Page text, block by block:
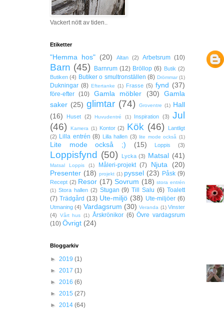
Vackert nött av tiden..
Etiketter
"Hemma hos" (20) Altan (2) Arbetsrum (10)
Barn (45) Barnrum (12) Bröllop (6) Butik (2)
Butiken (4) Butiker o smultronställen (8) Drömmar (1)
Dukningar (8) Eftertanke (1) Frasse (5) fynd (37)
före-efter (10) Gamla möbler (30)
Gamla
saker (25) glimtar (74) Groventre (1) Hall
(16)
Huset (2) Huvudentré (1) Inspiration (3) Jul
(46)
Kamera (1) Kontor (2) Kök (46)
Lantligt
(2) Lilla entrén (8) Lilla hallen (3) lite mode också (1)
Lite mode också ;) (15) Loppis (3)
Loppisfynd (50) Lycka (3) Matsal (41)
Matsal Loppis (1) Måleri-projekt (7) Njuta
(20)
Presenter (18) projekt (1) pyssel (23) Påsk (9)
Recept (2) Resor (17) Sovrum (18) stora entrén
(1) Stora hallen (2) Stugan (9) Till Salu (6) Toalett
(7) Trädgård (13) Ute-miljö (38) Ute-miljöer (6)
Utmaning (4) Vardagsrum (30) Veranda (1) Vinster
(4)
Vårt hus (1) Årskrönikor (6) Övre vardagsrum
(10) Övrigt (24)
Bloggarkiv
► 2019 (1)
► 2017 (1)
► 2016 (6)
► 2015 (27)
► 2014 (64)